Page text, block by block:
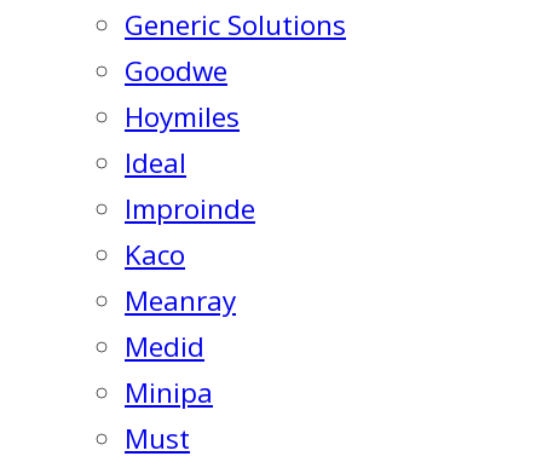
Generic Solutions
Goodwe
Hoymiles
Ideal
Improinde
Kaco
Meanray
Medid
Minipa
Must